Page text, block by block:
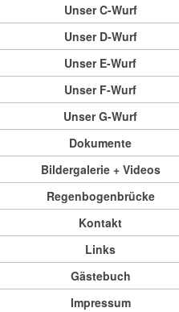
Unser C-Wurf
Unser D-Wurf
Unser E-Wurf
Unser F-Wurf
Unser G-Wurf
Dokumente
Bildergalerie + Videos
Regenbogenbrücke
Kontakt
Links
Gästebuch
Impressum